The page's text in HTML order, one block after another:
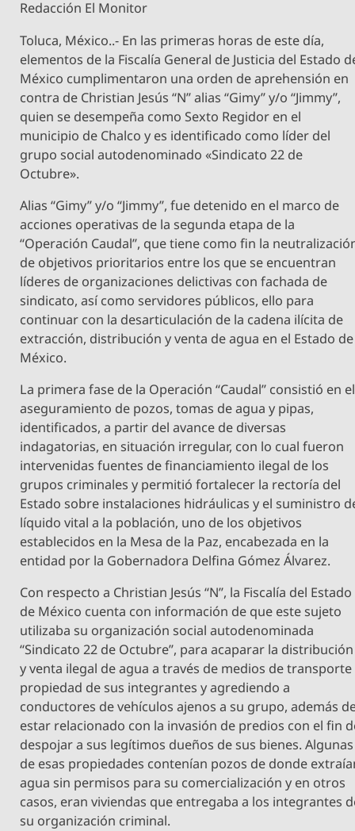
Redacción El Monitor
Toluca, México..- En las primeras horas de este día,
elementos de la Fiscalía General de Justicia del Estado
México cumplimentaron una orden de aprehensión en
contra de Christian Jesús “N” alias “Gimy” y/o “Jimmy”,
quien se desempeña como Sexto Regidor en el
municipio de Chalco y es identificado como líder del
grupo social autodenominado «Sindicato 22 de
Octubre».
Alias “Gimy” y/o “Jimmy”, fue detenido en el marco de
acciones operativas de la segunda etapa de la
“Operación Caudal”, que tiene como fin la
de objetivos prioritarios entre los que se encuentran
líderes de organizaciones delictivas con fachada de
sindicato, así como servidores públicos, ello para
continuar con la desarticulación de la cadena ilícita de
extracción, distribución y venta de agua en el Estado de
México.
La primera fase de la Operación “Caudal” consistió en el
aseguramiento de pozos, tomas de agua y pipas,
identificados, a partir del avance de diversas
indagatorias, en situación irregular, con lo cual fueron
intervenidas fuentes de financiamiento ilegal de los
grupos criminales y permitió fortalecer la rectoría del
Estado sobre instalaciones hidráulicas y el suministro
líquido vital a la población, uno de los objetivos
establecidos en la Mesa de la Paz, encabezada en la
entidad por la Gobernadora Delfina Gómez Álvarez.
Con respecto a Christian Jesús “N”, la Fiscalía del Estado
de México cuenta con información de que este sujeto
utilizaba su organización social autodenominada
“Sindicato 22 de Octubre”, para acaparar la distribución
y venta ilegal de agua a través de medios de transporte
propiedad de sus integrantes y agrediendo a
conductores de vehículos ajenos a su grupo, además
estar relacionado con la invasión de predios con el fin
despojar a sus legítimos dueños de sus bienes. Algunas
de esas propiedades contenían pozos de donde
agua sin permisos para su comercialización y en otros
casos, eran viviendas que entregaba a los integrantes
su organización criminal.